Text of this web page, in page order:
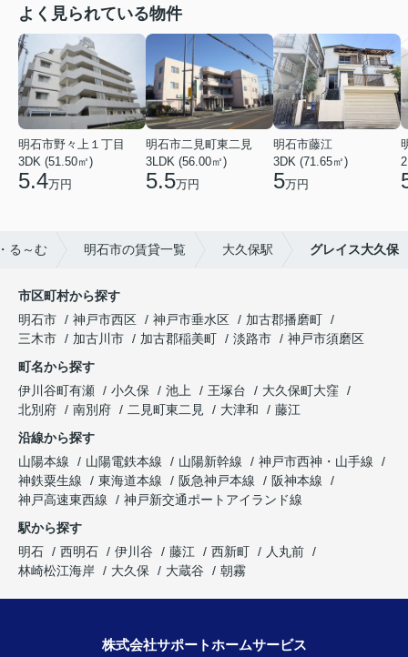
よく見られている物件
明石市野々上１丁目
3DK (51.50㎡)
5.4万円
明石市二見町東二見
3LDK (56.00㎡)
5.5万円
明石市藤江
3DK (71.65㎡)
5万円
る～む 明石市の賃貸一覧 大久保駅 グレイス大久保
市区町村から探す
明石市
神戸市西区 神戸市垂水区
加古郡播磨町
三木市
加古川市 加古郡稲美町 淡路市
神戸市須磨区
町名から探す
伊川谷町有瀬
小久保 池上 王塚台
大久保町大窪
北別府
南別府 二見町東二見 大津和
藤江
沿線から探す
山陽本線
山陽電鉄本線 山陽新幹線
神戸市西神・山手線
神鉄粟生線
東海道本線 阪急神戸本線
阪神本線
神戸高速東西線
神戸新交通ポートアイランド線
駅から探す
明石
西明石 伊川谷 藤江 西新町
人丸前
林崎松江海岸
大久保 大蔵谷 朝霧
株式会社サポートホームサービス